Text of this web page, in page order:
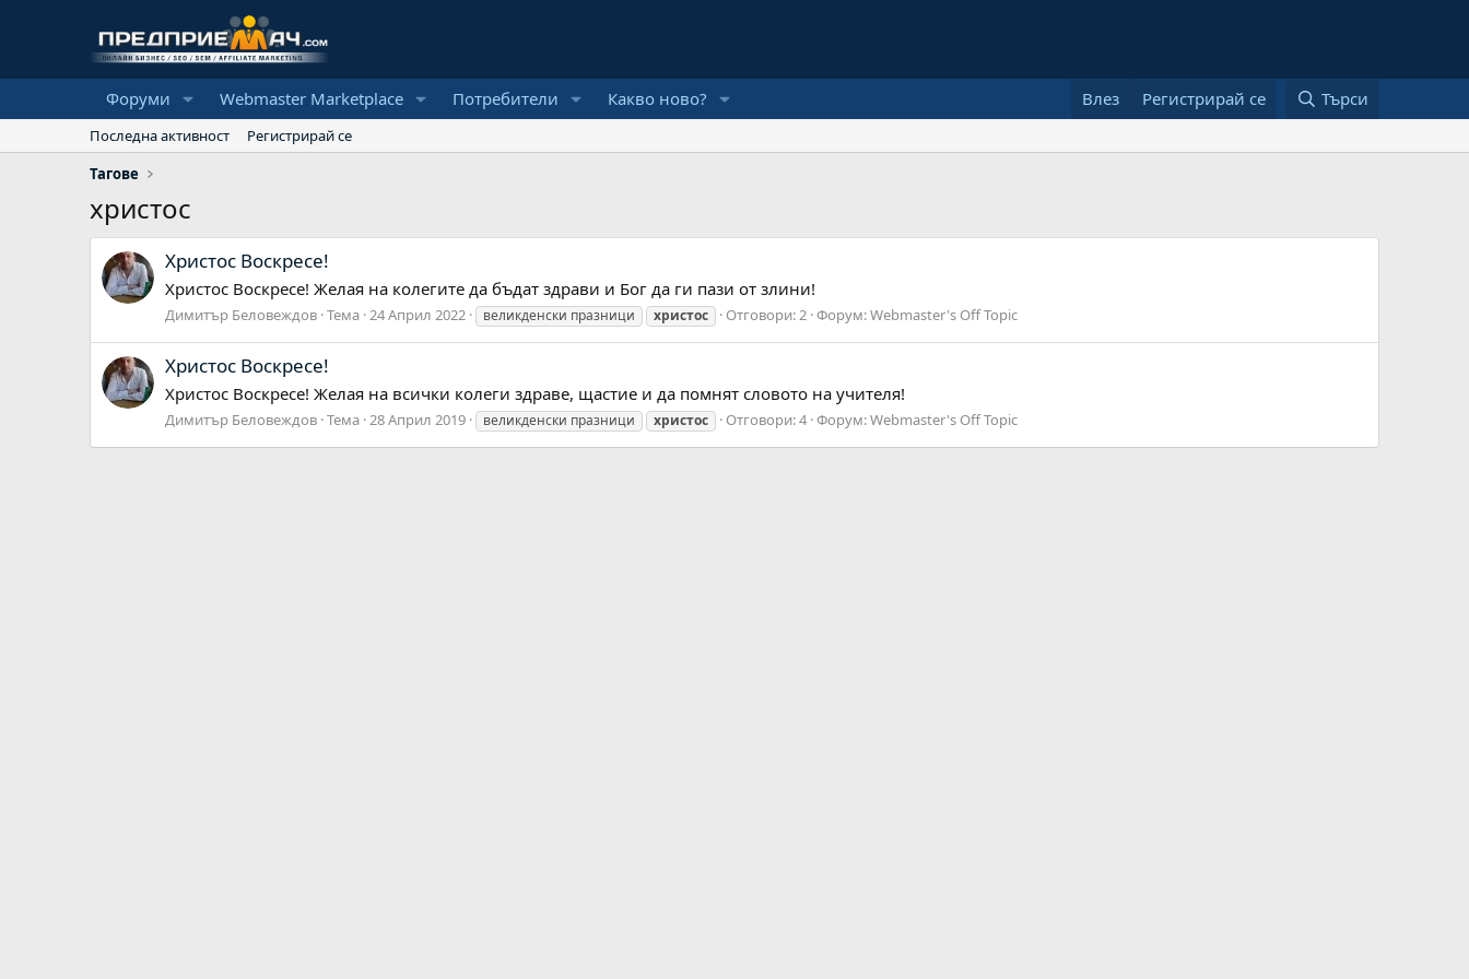
Форуми Webmaster Marketplace Потребители Какво ново? Влез Регистрирай се Търси
Последна активност
Регистрирай се
Тагове
христос
Христос Воскресе!
Христос Воскресе! Желая на колегите да бъдат здрави и Бог да ги пази от злини!
Димитър Беловеждов Тема 24 Април 2022 великденски празници христос Отговори: 2 Форум:Webmaster's Off Topic
Христос Воскресе!
Христос Воскресе! Желая на всички колеги здраве, щастие и да помнят словото на учителя!
Димитър Беловеждов Тема 28 Април 2019 великденски празници христос Отговори: 4 Форум:Webmaster's Off Topic